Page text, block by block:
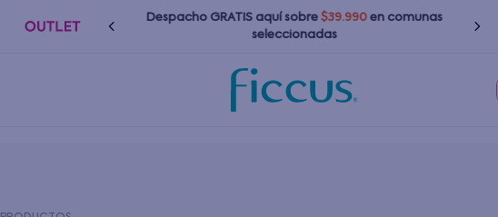
Despacho GRATIS aquísobre $39.990en comunas
seleccionadas